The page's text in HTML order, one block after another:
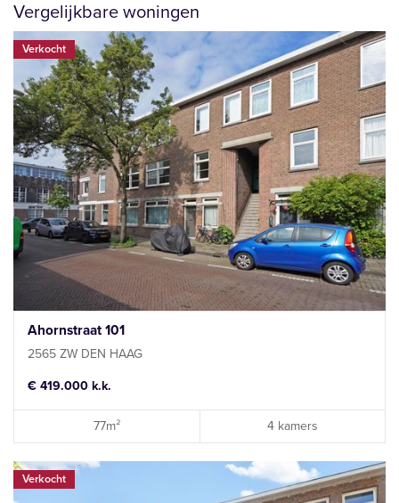
Vergelijkbare woningen
Verkocht
Ahornstraat 101
2565 ZW DEN HAAG
€ 419.000 k.k.
77m² 4 kamers
Verkocht